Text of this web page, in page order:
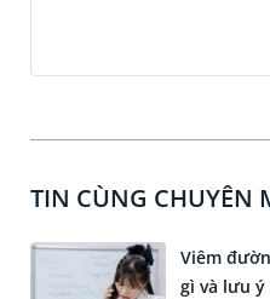
TIN CÙNG CHUYÊN
Viêm
gì và lưu